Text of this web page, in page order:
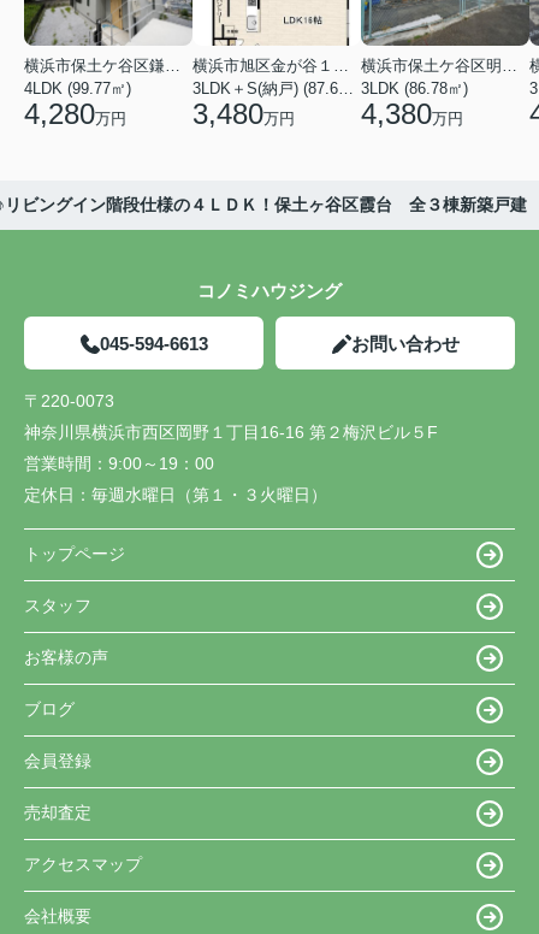
4LDK (99.77㎡)
4,280万円 3,480万円
3LDK (86.78㎡)
4,380万円
リビングイン階段仕様の４ＬＤＫ！保土ヶ谷区霞台 全３棟新築戸建
コノミハウジング
045-594-6613 お問い合わせ
〒220-0073
神奈川県横浜市西区岡野１丁目16-16 第２梅沢ビル５F
営業時間： 9:00～19：00
定休日： 毎週水曜日（第１・３火曜日）
トップページ
スタッフ
お客様の声
ブログ
会員登録
売却査定
アクセスマップ
会社概要